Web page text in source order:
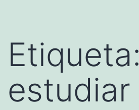
Etiqueta:
estudiar